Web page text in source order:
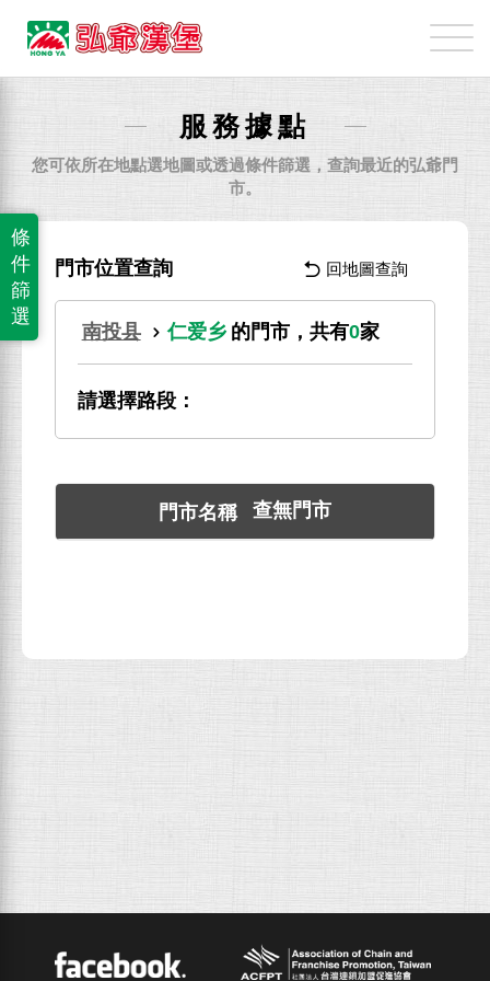
弘
爺
國
業
份
有
限
公
司
服務據點
您可依所在地點選地圖或透過條件篩選，查詢最近的弘爺門
市。
條
件
篩
選
門市位置查詢 回地圖查詢
南投县 仁爱乡 的門市，共有0家
請選擇路段：
查無門市
Facebook